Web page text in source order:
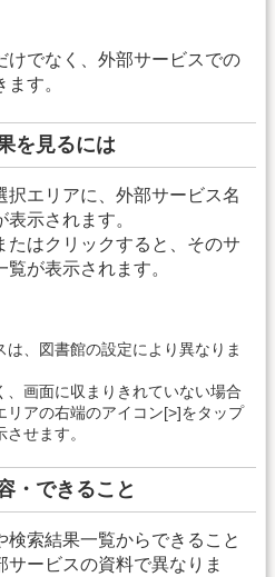
けでなく、外部サービスでの
す。
を見るには
エリアに、外部サービス名
示されます。
たはクリックすると、そのサ
が表示されます。
、図書館の設定により異なりま
、画面に収まりきれていない場合
リアの右端のアイコン[>]をタップ
せます。
・できること
索結果一覧からできること
ービスの資料で異なりま